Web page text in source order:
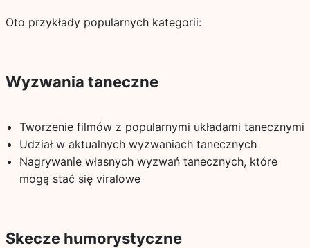
Oto przykłady popularnych kategorii:
Wyzwania taneczne
Tworzenie filmów z popularnymi układami tanecznymi
Udział w aktualnych wyzwaniach tanecznych
Nagrywanie własnych wyzwań tanecznych, które
mogą stać się viralowe
Skecze humorystyczne